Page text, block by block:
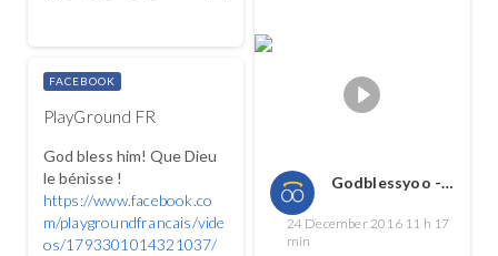
Godblessyoo - Spread love, spread the good
24 December 2016 11 h 17
min
PlayGround FR
God bless him! Que Dieu
le bénisse !
https://www.facebook.co
m/playgroundfrancais/vide
os/1793301014321037/
FACEBOOK